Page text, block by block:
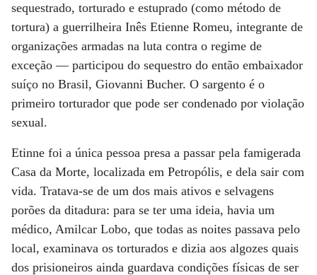
sequestrado, torturado e estuprado (como método de
tortura) a guerrilheira Inês Etienne Romeu, integrante de
organizações armadas na luta contra o regime de
exceção — participou do sequestro do então embaixador
suíço no Brasil, Giovanni Bucher. O sargento é o
primeiro torturador que pode ser condenado por violação
sexual.
Etinne foi a única pessoa presa a passar pela famigerada
Casa da Morte, localizada em Petropólis, e dela sair com
vida. Tratava-se de um dos mais ativos e selvagens
porões da ditadura: para se ter uma ideia, havia um
médico, Amilcar Lobo, que todas as noites passava pelo
local, examinava os torturados e dizia aos algozes quais
dos prisioneiros ainda guardava condições físicas de ser